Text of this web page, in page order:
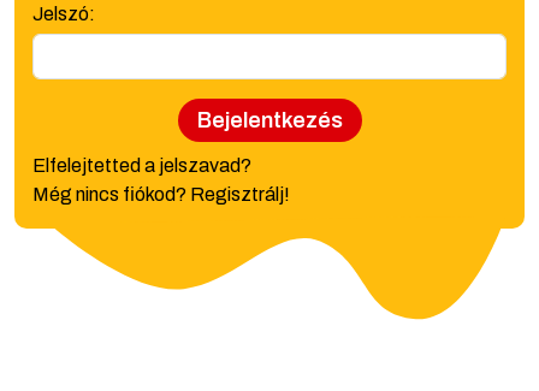
Jelszó:
Bejelentkezés
Elfelejtetted a jelszavad?
Még nincs fiókod? Regisztrálj!